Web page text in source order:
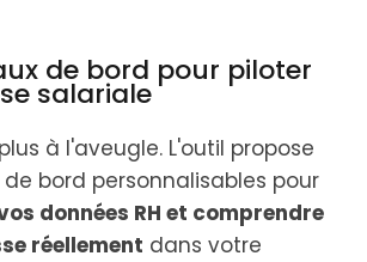
de bord pour piloter
salariale
à l'aveugle. L'outil propose
bord personnalisables pour
données RH et comprendre
réellement dans votre